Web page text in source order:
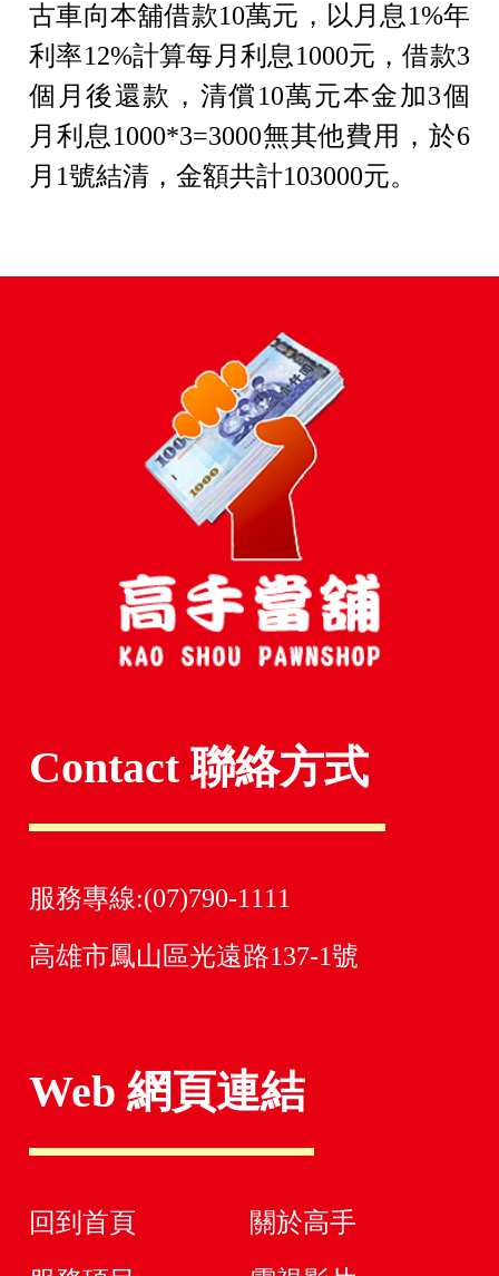
古車向本舖借款10萬元，以月息1%年
利率12%計算每月利息1000元，借款3
個月後還款，清償10萬元本金加3個
月利息1000*3=3000無其他費用，於6
月1號結清，金額共計103000元。
Contact 聯絡方式
服務專線:(07)790-1111
高雄市鳳山區光遠路137-1號
Web 網頁連結
回到首頁
關於高手